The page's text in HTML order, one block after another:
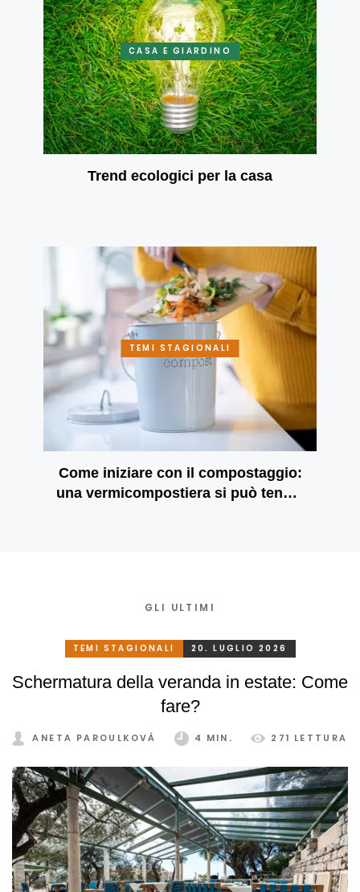
CASA E GIARDINO
Trend ecologici per la casa
TEMI STAGIONALI
Come iniziare con il compostaggio:
una vermicompostiera si può tenere
GLI ULTIMI
TEMI STAGIONALI 20. LUGLIO 2026
Schermatura della veranda in estate: Come
fare?
ANETA PAROULKOVÁ 4 MIN. 271 LETTURA